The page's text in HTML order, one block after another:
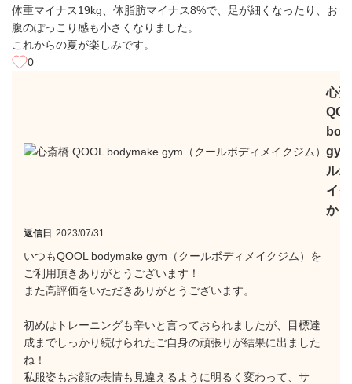
体重マイナス19kg、体脂肪マイナス8%で、足が細くなったり、お
腹のぽっこり感も小さくなりました。
これからの夏が楽しみです。
0
心
ル
イ
か
返信日 2023/07/31
いつもQOOL bodymake gym（クールボディメイクジム）を
ご利用頂きありがとうございます！
また高評価をいただきありがとうございます。
初めはトレーニングも辛いと言っておられましたが、目標達
成までしっかり続けられたご自身の頑張りが結果に出ました
ね！
私服姿もお顔の表情も見違えるように明るく変わって、サ